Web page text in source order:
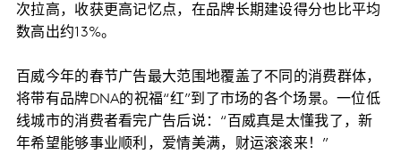
次拉高，收获更高记忆点，在品牌长期建设得分也比平均
数高出约13%。
百威今年的春节广告最大范围地覆盖了不同的消费群体，
将带有品牌DNA的祝福“红”到了市场的各个场景。一位低
线城市的消费者看完广告后说：“百威真是太懂我了，新
年希望能够事业顺利，爱情美满，财运滚滚来！”